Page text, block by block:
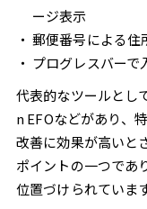
ージ表示
郵便番号による住
プログレスバーで
代表的なツールとし
n EFOなどがあり、
改善に効果が高いと
ポイントの一つであ
位置づけられていま